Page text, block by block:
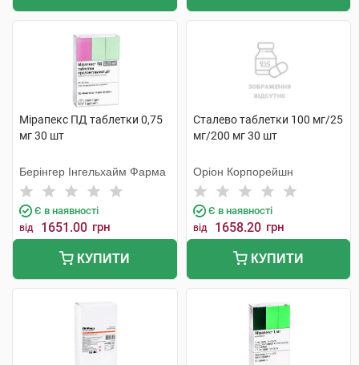
Мірапекс ПД таблетки 0,75
мг 30 шт
Берінгер Інгельхайм Фарма
Є в наявності
від 1651.00 грн
КУПИТИ
Сталево таблетки 100 мг/25
мг/200 мг 30 шт
Оріон Корпорейшн
Є в наявності
від 1658.20 грн
КУПИТИ